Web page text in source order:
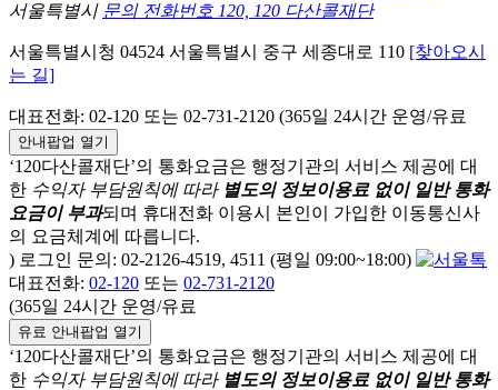
서울특별시 문의 전화번호 120, 120 다산콜재단
서울특별시청 04524 서울특별시 중구 세종대로 110 [찾아오시
는 길]
대표전화: 02-120 또는 02-731-2120 (365일 24시간 운영/유료
안내팝업 열기
‘120다산콜재단’의 통화요금은 행정기관의 서비스 제공에 대
한 수익자 부담원칙에 따라 별도의 정보이용료 없이 일반 통화
요금이 부과되며 휴대전화 이용시 본인이 가입한 이동통신사
의 요금체계에 따릅니다.
) 로그인 문의: 02-2126-4519, 4511 (평일 09:00~18:00)
대표전화: 02-120 또는 02-731-2120
(365일 24시간 운영/유료
유료 안내팝업 열기
‘120다산콜재단’의 통화요금은 행정기관의 서비스 제공에 대
한 수익자 부담원칙에 따라 별도의 정보이용료 없이 일반 통화